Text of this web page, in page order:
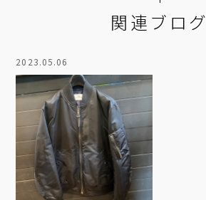
関連ブログ
2023.05.06